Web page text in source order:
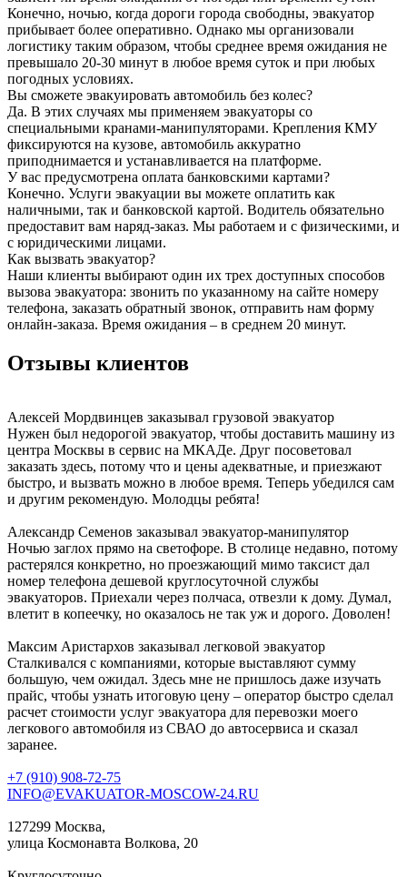
Конечно, ночью, когда дороги города свободны, эвакуатор
прибывает более оперативно. Однако мы организовали
логистику таким образом, чтобы среднее время ожидания не
превышало 20-30 минут в любое время суток и при любых
погодных условиях.
Вы сможете эвакуировать автомобиль без колес?
Да. В этих случаях мы применяем эвакуаторы со
специальными кранами-манипуляторами. Крепления КМУ
фиксируются на кузове, автомобиль аккуратно
приподнимается и устанавливается на платформе.
У вас предусмотрена оплата банковскими картами?
Конечно. Услуги эвакуации вы можете оплатить как
наличными, так и банковской картой. Водитель обязательно
предоставит вам наряд-заказ. Мы работаем и с физическими, и
с юридическими лицами.
Как вызвать эвакуатор?
Наши клиенты выбирают один их трех доступных способов
вызова эвакуатора: звонить по указанному на сайте номеру
телефона, заказать обратный звонок, отправить нам форму
онлайн-заказа. Время ожидания – в среднем 20 минут.
Отзывы клиентов
Алексей Мордвинцев заказывал грузовой эвакуатор
Нужен был недорогой эвакуатор, чтобы доставить машину из
центра Москвы в сервис на МКАДе. Друг посоветовал
заказать здесь, потому что и цены адекватные, и приезжают
быстро, и вызвать можно в любое время. Теперь убедился сам
и другим рекомендую. Молодцы ребята!
Александр Семенов заказывал эвакуатор-манипулятор
Ночью заглох прямо на светофоре. В столице недавно, потому
растерялся конкретно, но проезжающий мимо таксист дал
номер телефона дешевой круглосуточной службы
эвакуаторов. Приехали через полчаса, отвезли к дому. Думал,
влетит в копеечку, но оказалось не так уж и дорого. Доволен!
Максим Аристархов заказывал легковой эвакуатор
Сталкивался с компаниями, которые выставляют сумму
большую, чем ожидал. Здесь мне не пришлось даже изучать
прайс, чтобы узнать итоговую цену – оператор быстро сделал
расчет стоимости услуг эвакуатора для перевозки моего
легкового автомобиля из СВАО до автосервиса и сказал
заранее.
+7 (910) 908-72-75
INFO@EVAKUATOR-MOSCOW-24.RU
127299 Москва,
улица Космонавта Волкова, 20